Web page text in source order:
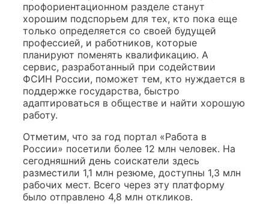
профориентационном разделе станут
хорошим подспорьем для тех, кто пока еще
только определяется со своей будущей
профессией, и работников, которые
планируют поменять квалификацию. А
сервис, разработанный при содействии
ФСИН России, поможет тем, кто нуждается в
поддержке государства, быстро
адаптироваться в обществе и найти хорошую
работу.
Отметим, что за год портал «Работа в
России» посетили более 12 млн человек. На
сегодняшний день соискатели здесь
разместили 1,1 млн резюме, доступны 1,3 млн
рабочих мест. Всего через эту платформу
было отправлено 4,8 млн откликов.